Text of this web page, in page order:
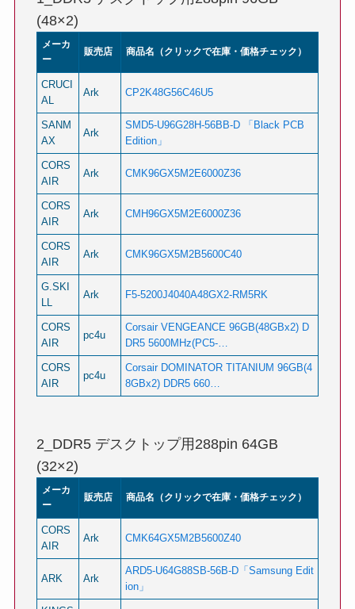
(48×2)
メーカ
ー
販売店 商品名（クリックで在庫・価格チェック）
CRUCI
AL
Ark CP2K48G56C46U5
SANM
AX
Ark
SMD5-U96G28H-56BB-D 「Black PCB
Edition」
CORS
AIR
Ark CMK96GX5M2E6000Z36
CORS
AIR
Ark CMH96GX5M2E6000Z36
CORS
AIR
Ark CMK96GX5M2B5600C40
G.SKI
LL
Ark F5-5200J4040A48GX2-RM5RK
CORS
AIR
pc4u
Corsair VENGEANCE 96GB(48GBx2) D
DR5 5600MHz(PC5-…
CORS
AIR
pc4u
Corsair DOMINATOR TITANIUM 96GB(4
8GBx2) DDR5 660…
2_DDR5 デスクトップ用288pin 64GB
(32×2)
メーカ
ー
販売店 商品名（クリックで在庫・価格チェック）
CORS
AIR
Ark CMK64GX5M2B5600Z40
ARK Ark
ARD5-U64G88SB-56B-D「Samsung Edit
ion」